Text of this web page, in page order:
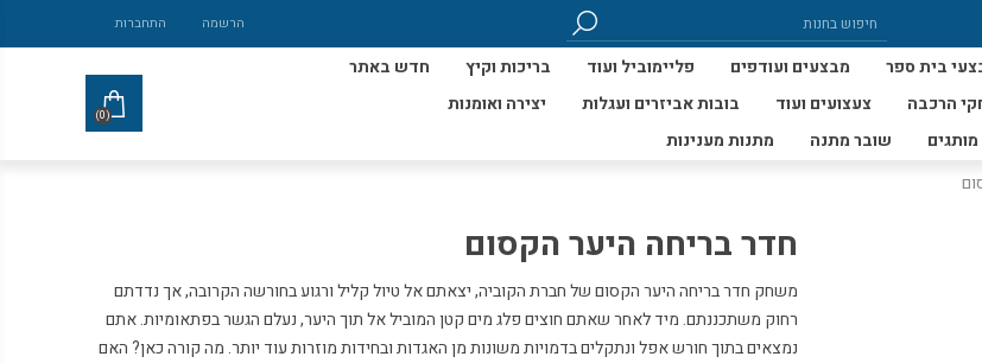
הרשמה התחברות
בית ספר מבצעים ועודפים פליימוביל ועוד בריכות וקיץ
חדש באתר
הרכבה צעצועים ועוד בובות אביזרים ועגלות
יצירה ואומנות
מותגים שובר מתנה מתנות מענינות
(0)
חדר בריחה היער הקסום
משחק חדר בריחה היער הקסום של חברת הקוביה, יצאתם אל טיול קליל ורגוע בחורשה הקרובה, אך נדדתם
רחוק משתכננתם. מיד לאחר שאתם חוצים פלג מים קטן המוביל אל תוך היער, נעלם הגשר בפתאומיות. אתם
נמצאים בתוך חורש אפל ונתקלים בדמויות משונות מן האגדות ובחידות מוזרות עוד יותר. מה קורה כאן? האם